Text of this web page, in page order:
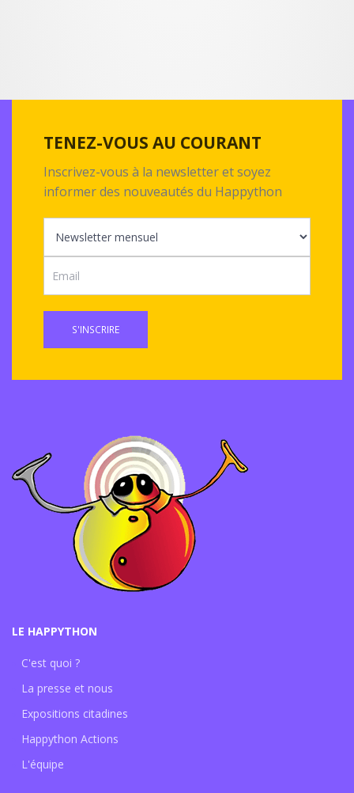
TENEZ-VOUS AU COURANT
Inscrivez-vous à la newsletter et soyez
informer des nouveautés du Happython
S'INSCRIRE
LE HAPPYTHON
C'est quoi ?
La presse et nous
Expositions citadines
Happython Actions
L'équipe